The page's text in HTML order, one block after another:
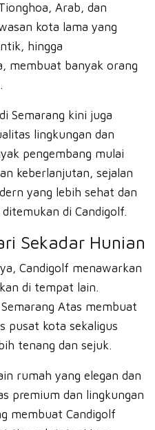
Arab, dan
kota lama yang
hingga
membuat banyak orang
Semarang kini juga
lingkungan dan
pengembang mulai
keberlanjutan, sejalan
yang lebih sehat dan
di Candigolf.
Sekadar Hunian
Candigolf menawarkan
di tempat lain.
Atas membuat
pusat kota sekaligus
tenang dan sejuk.
rumah yang elegan dan
premium dan lingkungan
membuat Candigolf